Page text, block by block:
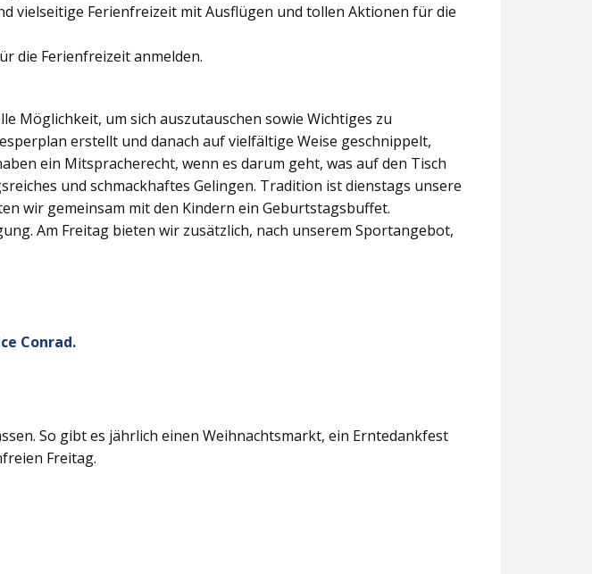
vielseitige Ferienfreizeit mit Ausflügen und tollen Aktionen für die
die Ferienfreizeit anmelden.
Möglichkeit, um sich auszutauschen sowie Wichtiges zu
erstellt und danach auf vielfältige Weise geschnippelt,
ein Mitspracherecht, wenn es darum geht, was auf den Tisch
und schmackhaftes Gelingen. Tradition ist dienstags unsere
wir gemeinsam mit den Kindern ein Geburtstagsbuffet.
Am Freitag bieten wir zusätzlich, nach unserem Sportangebot,
Conrad.
So gibt es jährlich einen Weihnachtsmarkt, ein Erntedankfest
Freitag.